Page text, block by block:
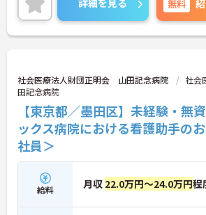
診した際は医療費減免制度が利用できます◎
うに母体が安定しているからならではの充実
利厚生が魅力です。ご興味のある方には面接
詳細を見る 無料
社会医療法人財団正明会 山田記念病院
社会
田記念病院
【東京都／墨田区】未経験・無
ックス病院における看護助手の
社員＞
給料 月収 22.0万円～24.0万円程